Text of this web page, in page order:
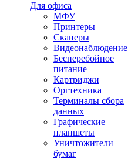
Для офиса
МФУ
Принтеры
Сканеры
Видеонаблюдение
Бесперебойное
питание
Картриджи
Оргтехника
Терминалы сбора
данных
Графические
планшеты
Уничтожители
бумаг